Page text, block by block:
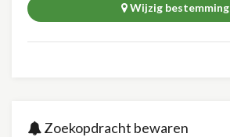
Wijzig bestemming
Zoekopdracht bewaren